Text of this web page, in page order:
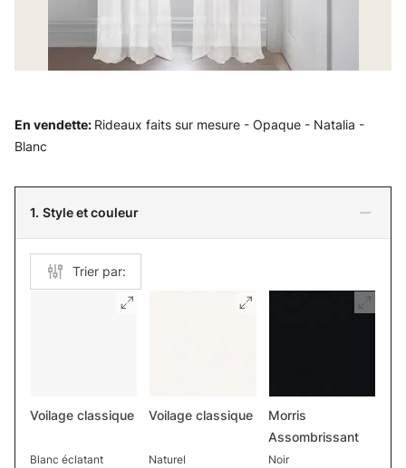
En vendette: Rideaux faits sur mesure - Opaque - Natalia -
Blanc
1. Style et couleur
Trier par:
Voilage classique
Blanc éclatant
Voilage classique
Naturel
Morris
Assombrissant
Noir